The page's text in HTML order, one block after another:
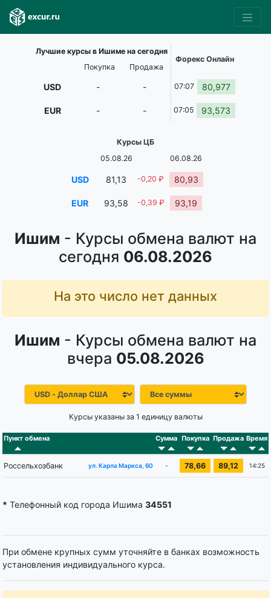
Ишим - Курсы обмена валют на
сегодня 06.08.2026
На это число нет данных
Ишим - Курсы обмена валют на
вчера 05.08.2026
Курсы указаны за 1 единицу валюты
Пункт обмена Сумма Покупка Продажа Время
Россельхозбанк ул. Карла Маркса, 60 - 78,66 89,12 14:25
* Телефонный код города Ишима 34551
При обмене крупных сумм уточняйте в банках возможность
установления индивидуального курса.
Лучшие курсы в Ишиме на сегодня
Форекс Онлайн
Покупка
Продажа
USD - - 07:07 80,977
EUR - - 07:05 93,573
Курсы ЦБ
05.08.26
06.08.26
USD 81,13 -0,20 ₽ 80,93
EUR 93,58 -0,39 ₽ 93,19